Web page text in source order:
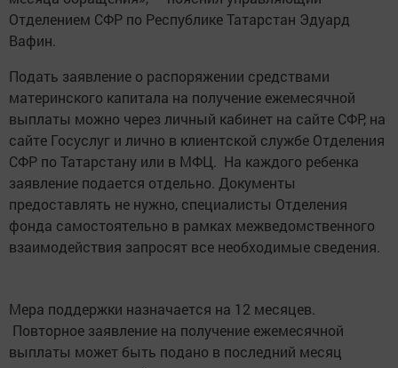
Отделением СФР по Республике Татарстан Эдуард
Вафин.
Подать заявление о распоряжении средствами
материнского капитала на получение ежемесячной
выплаты можно через личный кабинет на сайте СФР, на
сайте Госуслуг и лично в клиентской службе Отделения
СФР по Татарстану или в МФЦ. На каждого ребенка
заявление подается отдельно. Документы
предоставлять не нужно, специалисты Отделения
фонда самостоятельно в рамках межведомственного
взаимодействия запросят все необходимые сведения.
Мера поддержки назначается на 12 месяцев.
Повторное заявление на получение ежемесячной
выплаты может быть подано в последний месяц